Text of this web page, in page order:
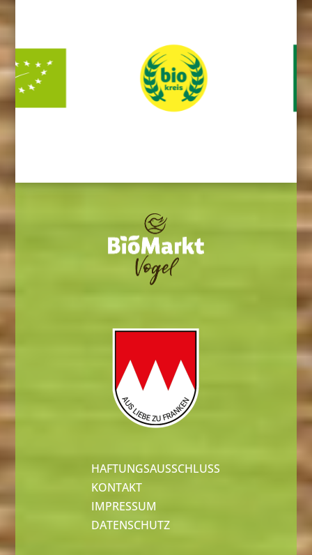
HAFTUNGSAUSSCHLUSS
KONTAKT
IMPRESSUM
DATENSCHUTZ